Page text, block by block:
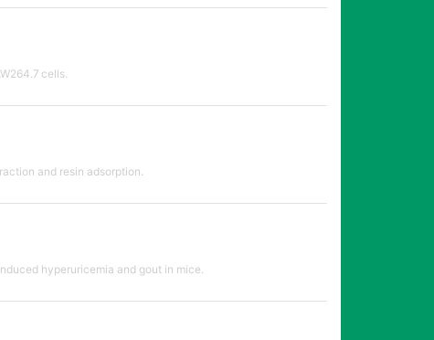
cells.
and resin adsorption.
hyperuricemia and gout in mice.